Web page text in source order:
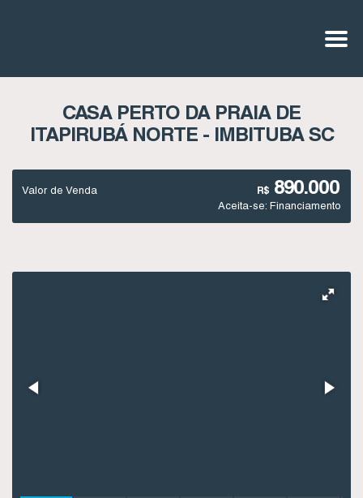
CASA PERTO DA PRAIA DE
ITAPIRUBÁ NORTE - IMBITUBA SC
R$ 890.000
Valor de Venda
Aceita-se: Financiamento